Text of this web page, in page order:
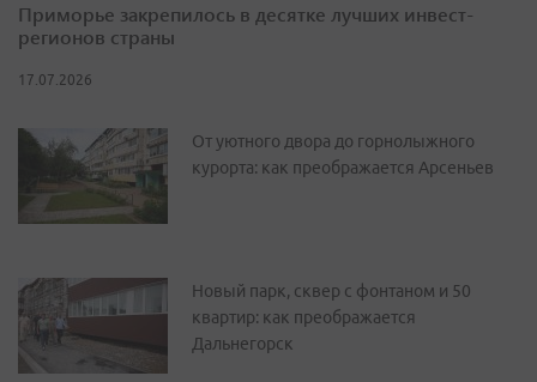
Приморье закрепилось в десятке лучших инвест-
регионов страны
17.07.2026
От уютного двора до горнолыжного
курорта: как преображается Арсеньев
Новый парк, сквер с фонтаном и 50
квартир: как преображается
Дальнегорск